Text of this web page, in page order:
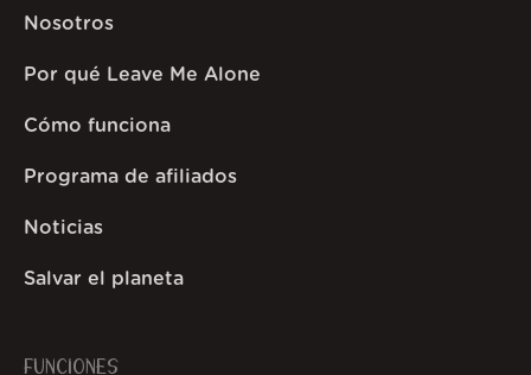
Nosotros
Por qué Leave Me Alone
Cómo funciona
Programa de afiliados
Noticias
Salvar el planeta
FUNCIONES